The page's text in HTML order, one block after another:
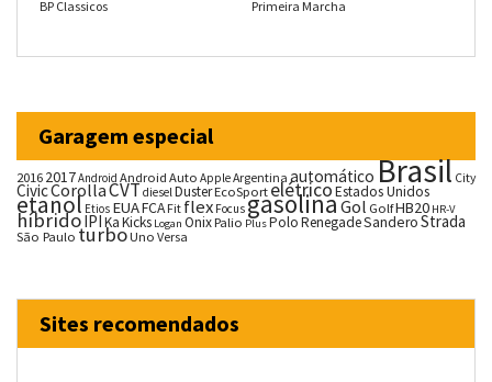
BP Classicos
Primeira Marcha
Garagem especial
20162017Android Android Auto AppleArgentina automáticoBrasil City
CivicCorollaCVTdieselDusterEcoSportelétricoEstados Unidos
etanol Etios EUAFCA Fit flex FocusgasolinaGol GolfHB20 HR-V
híbridoIPIKaKicks Logan OnixPalio PlusPoloRenegadeSanderoStrada
São Paulo turboUno Versa
Sites recomendados